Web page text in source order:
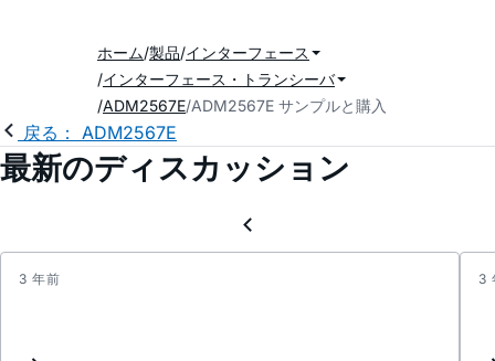
ホーム 製品 インターフェース
インターフェース・トランシーバ
ADM2567E ADM2567E サンプルと購入
戻る： ADM2567E
最新のディスカッション
3 年前 3